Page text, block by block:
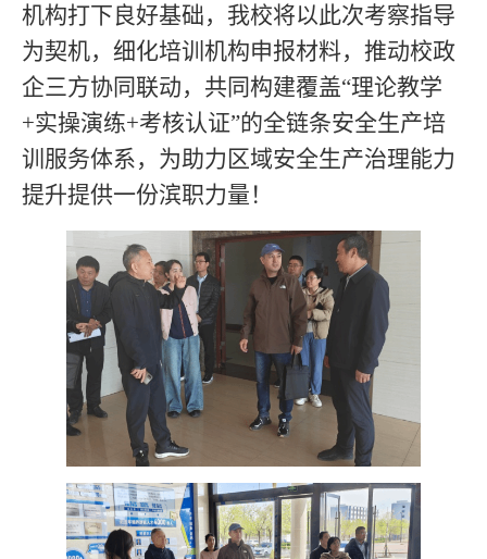
机构打下良好基础，我校将以此次考察指导
为契机，细化培训机构申报材料，推动校政
企三方协同联动，共同构建覆盖“理论教学
+实操演练+考核认证”的全链条安全生产培
训服务体系，为助力区域安全生产治理能力
提升提供一份滨职力量！